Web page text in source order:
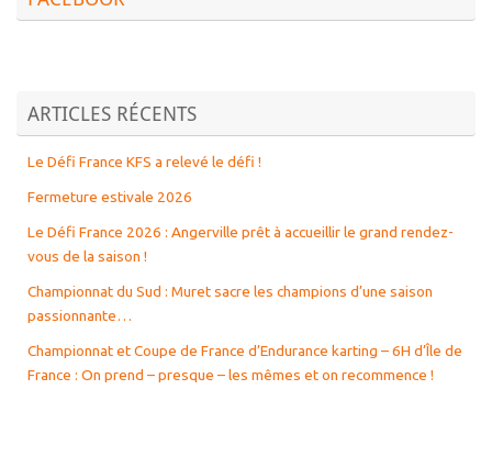
ARTICLES RÉCENTS
Le Défi France KFS a relevé le défi !
Fermeture estivale 2026
Le Défi France 2026 : Angerville prêt à accueillir le grand rendez-
vous de la saison !
Championnat du Sud : Muret sacre les champions d’une saison
passionnante…
Championnat et Coupe de France d’Endurance karting – 6H d’Île de
France : On prend – presque – les mêmes et on recommence !